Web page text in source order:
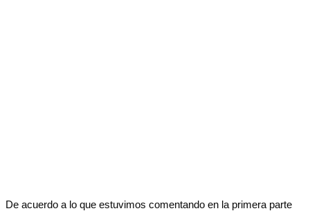
De acuerdo a lo que estuvimos comentando en la primera parte